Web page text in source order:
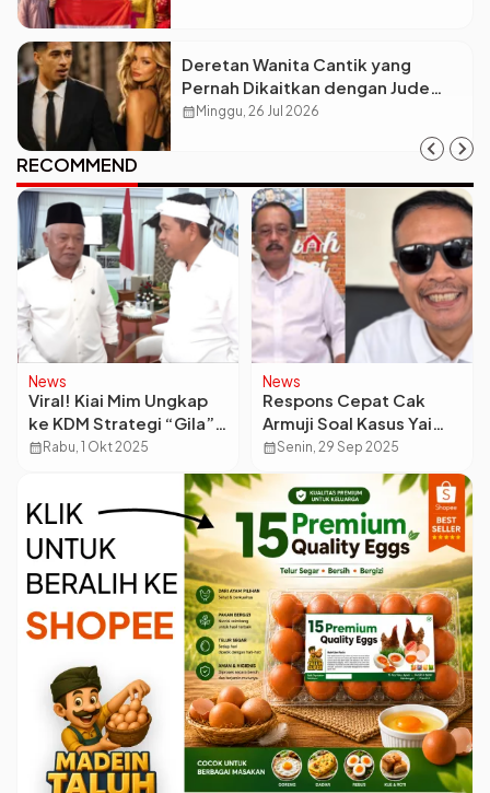
Deretan Wanita Cantik yang
Pernah Dikaitkan dengan Jude
Bellingham
calendar_month Minggu, 26 Jul 2026
RECOMMEND
News
Viral! Kiai Mim Ungkap
ke KDM Strategi “Gila”
Hadapi Tetangga soal
calendar_month Rabu, 1 Okt 2025
News
Respons Cepat Cak
Armuji Soal Kasus Yai
Mim Tuai Pujian, Warga
Malang Sindir Wali
Kotanya
calendar_monthSenin, 29 Sep 2025